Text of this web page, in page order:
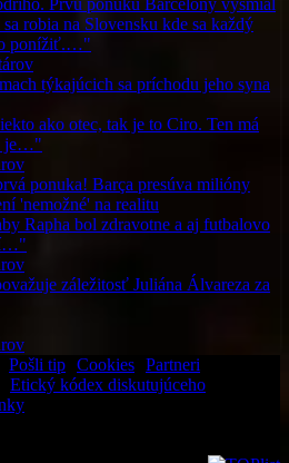
Prvú ponuku Barcelony vysmial
robia na Slovensku kde sa každý
ponížiť.…"
týkajúcich sa príchodu jeho syna
ako otec, tak je to Ciro. Ten má
je…"
ponuka! Barça presúva milióny
'nemožné' na realitu
Rapha bol zdravotne a aj futbalovo
záležitosť Juliána Álvareza za
Pošli tip Cookies Partneri
Etický kódex diskutujúceho